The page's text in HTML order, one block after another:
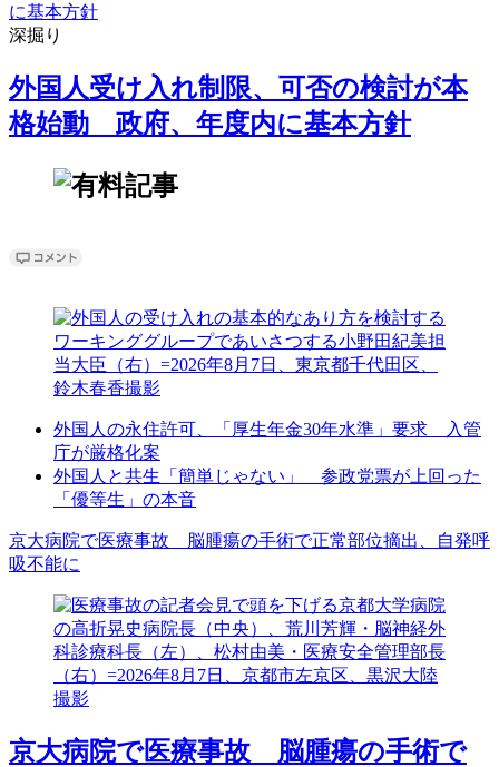
に基本方針
深掘り
外国人受け入れ制限、可否の検討が本
格始動 政府、年度内に基本方針
外国人の永住許可、「厚生年金30年水準」要求 入管
庁が厳格化案
外国人と共生「簡単じゃない」 参政党票が上回った
「優等生」の本音
京大病院で医療事故 脳腫瘍の手術で正常部位摘出、自発呼
吸不能に
京大病院で医療事故 脳腫瘍の手術で